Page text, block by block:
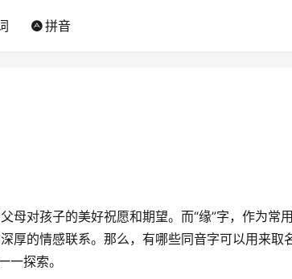
拼音
对孩子的美好祝愿和期望。而“缘”字，作为常
的情感联系。那么，有哪些同音字可以用来取名
一探索。